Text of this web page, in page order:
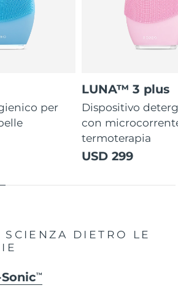
per
LUNA™ 3 plus
Dispositivo
con
termoterapia
USD 299
SCIENZA DIETRO LE
TM